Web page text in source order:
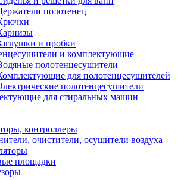
полотенец
и пробки
и комплектующие
полотенцесушители
для полотенцесушителей
полотенцесушители
для стиральных машин
контроллеры
очистители, осушители воздуха
площадки